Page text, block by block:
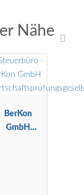
Nähe
BerKon
GmbH